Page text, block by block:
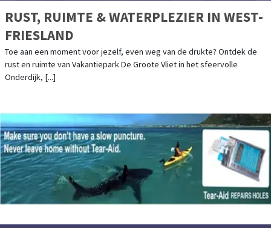
RUST, RUIMTE & WATERPLEZIER IN WEST-
FRIESLAND
Toe aan een moment voor jezelf, even weg van de drukte? Ontdek de
rust en ruimte van Vakantiepark De Groote Vliet in het sfeervolle
Onderdijk, [...]